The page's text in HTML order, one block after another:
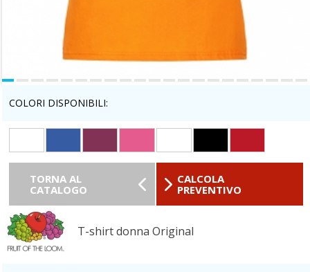
COLORI DISPONIBILI:
TORNA AL
CATALOGO
CALCOLA
PREVENTIVO
T-shirt donna Original